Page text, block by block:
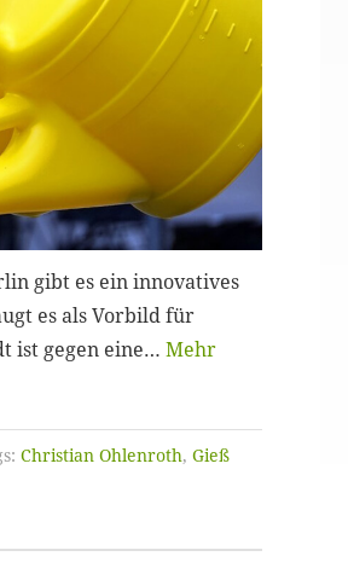
gibt es ein innovatives
es als Vorbild für
ist gegen eine… Mehr
Christian Ohlenroth, Gieß